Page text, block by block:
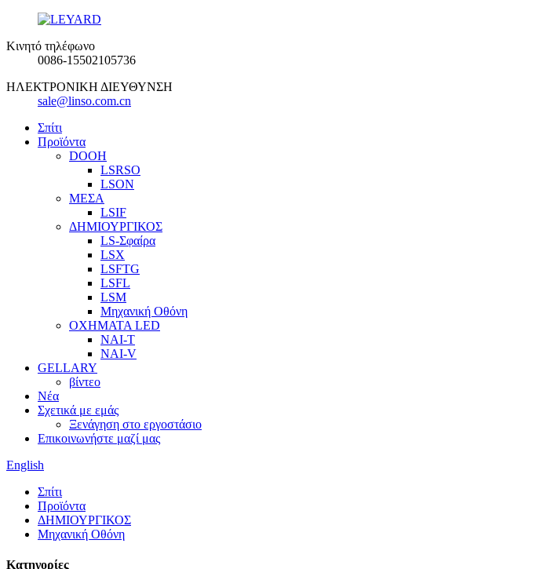
Κινητό τηλέφωνο
0086-15502105736
ΗΛΕΚΤΡΟΝΙΚΗ ΔΙΕΥΘΥΝΣΗ
sale@linso.com.cn
Σπίτι
Προϊόντα
DOOH
LSRSO
LSON
ΜΕΣΑ
LSIF
ΔΗΜΙΟΥΡΓΙΚΟΣ
LS-Σφαίρα
LSX
LSFTG
LSFL
LSM
Μηχανική Οθόνη
ΟΧΗΜΑΤΑ LED
ΝΑΙ-Τ
ΝΑΙ-V
GELLARY
βίντεο
Νέα
Σχετικά με εμάς
Ξενάγηση στο εργοστάσιο
Επικοινωνήστε μαζί μας
English
Σπίτι
Προϊόντα
ΔΗΜΙΟΥΡΓΙΚΟΣ
Μηχανική Οθόνη
Κατηγορίες